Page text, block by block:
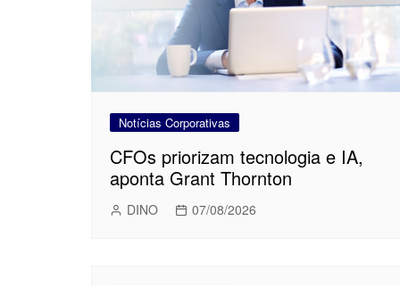
Notícias Corporativas
CFOs priorizam tecnologia e IA,
aponta Grant Thornton
DINO 07/08/2026